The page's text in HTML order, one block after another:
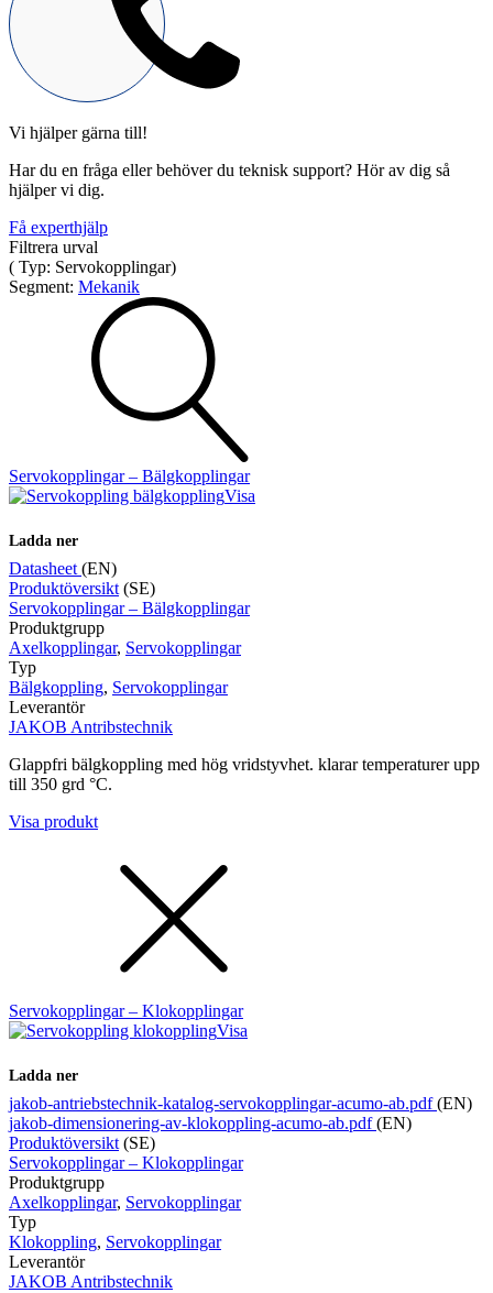
Positionsvisare / Mätklockor
Pulsgivare / Encoders
ServodrifterRoterande ställdon
Mätning
MätskalorRäknare / Displayer
Givare
Maskinsäkerhet
LjusridåerLjustorn
Varningsljud
Varningsljus
ESD / Antistatutrustning
Vi hjälper gärna till!
Har du en fråga eller behöver du teknisk support? Hör av dig så
hjälper vi dig.
Få experthjälp
Filtrera urval
( Typ: Servokopplingar)
Segment: Mekanik
Servokopplingar – Bälgkopplingar
Visa
Ladda ner
Datasheet (EN)
Produktöversikt (SE)
Servokopplingar – Bälgkopplingar
Produktgrupp
Axelkopplingar, Servokopplingar
Typ
Bälgkoppling, Servokopplingar
Leverantör
JAKOB Antribstechnik
Glappfri bälgkoppling med hög vridstyvhet. klarar temperaturer upp
till 350 grd °C.
Visa produkt
Servokopplingar – Klokopplingar
Visa
Ladda ner
jakob-antriebstechnik-katalog-servokopplingar-acumo-ab.pdf(EN)
jakob-dimensionering-av-klokoppling-acumo-ab.pdf(EN)
Produktöversikt (SE)
Servokopplingar – Klokopplingar
Produktgrupp
Axelkopplingar, Servokopplingar
Typ
Klokoppling, Servokopplingar
Leverantör
JAKOB Antribstechnik